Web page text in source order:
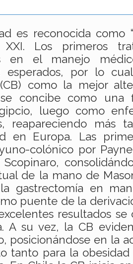
es reconocida como
Los primeros
en el manejo
esperados, por lo
como la mejor
se concibe como
luego como
reapareciendo más
en Europa. Las
colónico por
de la mano de
gastrectomía en
puente de la
resultados
A su vez, la CB
posicionándose en la
tanto para la